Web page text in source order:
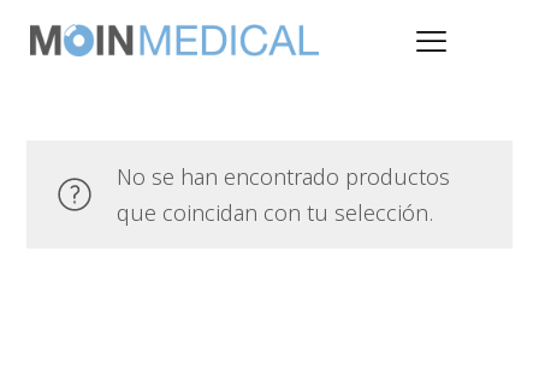
No se han encontrado productos
que coincidan con tu selección.